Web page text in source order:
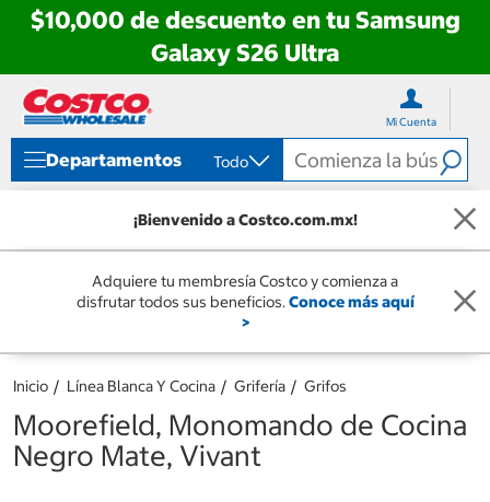
$10,000 de descuento en tu Samsung
Galaxy S26 Ultra
directo
contenido
directo
menú
navegación
Mi Cuenta
Departamentos Todo
¡Bienvenido a Costco.com.mx!
Adquiere tu membresía Costco y comienza a
disfrutar todos sus beneficios.Conoce más aquí
>
Inicio Línea Blanca Y Cocina Grifería Grifos
Moorefield, Monomando de Cocina
Negro Mate, Vivant